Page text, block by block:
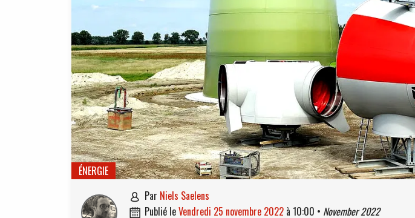
ÉNERGIE
 par Niels Saelens
 publié le vendredi 25 novembre 2022 à 10:00 • November 2022